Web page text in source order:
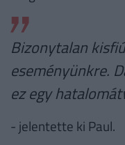
Bizonytalan
eseményünkre.
ez egy
- jelentette ki Paul.